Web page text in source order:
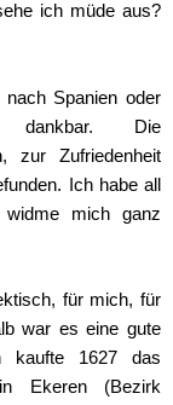
ich müde aus?
Spanien oder
Die
zur Zufriedenheit
Ich habe all
mich ganz
für mich, für
war es eine gute
kaufte 1627 das
Ekeren (Bezirk